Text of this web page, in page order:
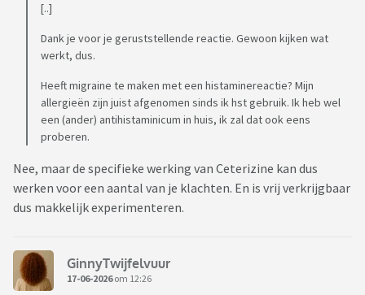
[..]
Dank je voor je geruststellende reactie. Gewoon kijken wat
werkt, dus.
Heeft migraine te maken met een histaminereactie? Mijn
allergieën zijn juist afgenomen sinds ik hst gebruik. Ik heb wel
een (ander) antihistaminicum in huis, ik zal dat ook eens
proberen.
Nee, maar de specifieke werking van Ceterizine kan dus
werken voor een aantal van je klachten. En is vrij verkrijgbaar
dus makkelijk experimenteren.
GinnyTwijfelvuur
17-06-2026om 12:26